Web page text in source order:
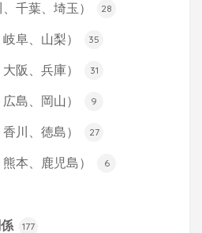
千葉、埼玉） 28
阜、山梨） 35
阪、兵庫） 31
島、岡山） 9
川、徳島） 27
本、鹿児島） 6
177